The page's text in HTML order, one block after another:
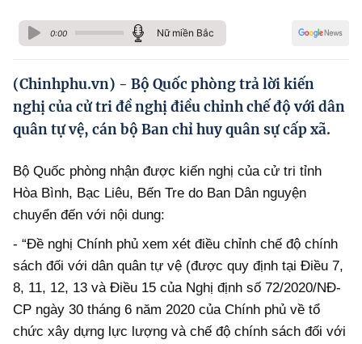
Chính sách và cuộc sống
Phát triển kinh tế tư nhân và doanh nghiệp dân tộc
Ocop và chuỗi giá trị Nông sản
Kinh tế tư nhân
Doanh nghiệp dân tộc
Video
0:00 Nữ miền Bắc
(Chinhphu.vn) - Bộ Quốc phòng trả lời kiến
nghị của cử tri đề nghị điều chỉnh chế độ với dân
quân tự vệ, cán bộ Ban chỉ huy quân sự cấp xã.
Bộ Quốc phòng nhận được kiến nghị của cử tri tỉnh
Hòa Bình, Bạc Liêu, Bến Tre do Ban Dân nguyện
chuyển đến với nội dung:
- “Đề nghị Chính phủ xem xét điều chỉnh chế độ chính
sách đối với dân quân tự vệ (được quy định tại Điều 7,
8, 11, 12, 13 và Điều 15 của Nghị định số 72/2020/NĐ-
CP ngày 30 tháng 6 năm 2020 của Chính phủ về tổ
chức xây dựng lực lượng và chế độ chính sách đối với